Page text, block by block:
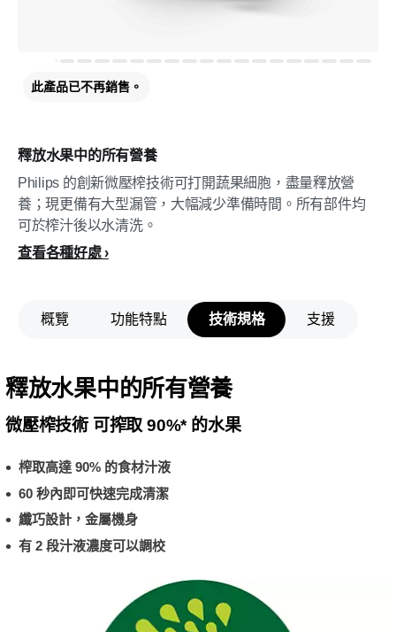
釋放水果中的所有營養
Philips 的創新微壓榨技術可打開蔬果細胞，盡量釋放營
養；現更備有大型漏管，大幅減少準備時間。所有部件均
可於榨汁後以水清洗。
查看各種好處
此產品已不再銷售。
概覽 功能特點 技術規格 支援
釋放水果中的所有營養
微壓榨技術 可搾取 90%* 的水果
榨取高達 90% 的食材汁液
60 秒內即可快速完成清潔
纖巧設計，金屬機身
有 2 段汁液濃度可以調校